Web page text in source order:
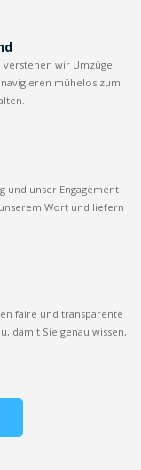
verstehen wir Umzüge
mühelos zum
und unser Engagement
Wort und liefern
faire und transparente
damit Sie genau wissen,